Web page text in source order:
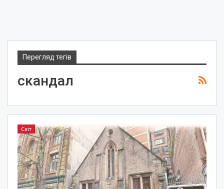
Перегляд тегів
скандал
Світ